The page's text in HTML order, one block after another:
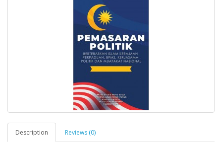
Description Reviews (0)